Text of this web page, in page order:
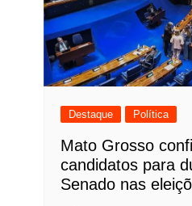
Destaque Política
Mato Grosso
candidatos para
Senado nas